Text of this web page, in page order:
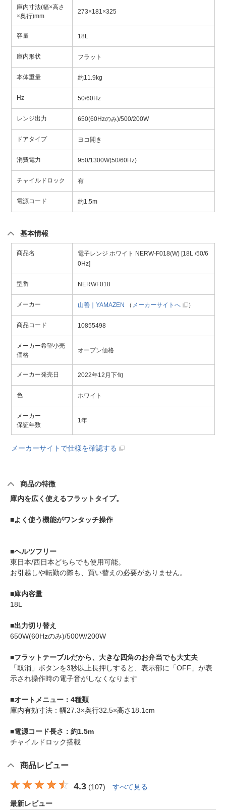
庫内寸法(幅×高さ
×奥行)mm
273×181×325
容量 18L
庫内形状 フラット
本体重量 約11.9kg
Hz 50/60Hz
レンジ出力 650(60Hzのみ)/500/200W
ドアタイプ ヨコ開き
消費電力 950/1300W(50/60Hz)
チャイルドロック 有
電源コード 約1.5m
基本情報
商品名
電子レンジ ホワイト NERW-F018(W) [18L /50/6
0Hz]
型番 NERWF018
メーカー 山善｜YAMAZEN （ メーカーサイトへ ）
商品コード 10855498
メーカー希望小売
価格
オープン価格
メーカー発売日 2022年12月下旬
色 ホワイト
メーカー
保証年数
1年
メーカーサイトで仕様を確認する
商品の特徴
庫内を広く使えるフラットタイプ。
■よく使う機能がワンタッチ操作
■ヘルツフリー
東日本/西日本どちらでも使用可能。
お引越しや転勤の際も、買い替えの必要がありません。
■庫内容量
18L
■出力切り替え
650W(60Hzのみ)/500W/200W
■フラットテーブルだから、大きな四角のお弁当でも大丈夫
「取消」ボタンを3秒以上長押しすると、表示部に「OFF」が表
示され操作時の電子音がしなくなります
■オートメニュー：4種類
庫内有効寸法：幅27.3×奥行32.5×高さ18.1cm
■電源コード長さ：約1.5m
チャイルドロック搭載
商品レビュー
4.3 (107) すべて見る
最新レビュー